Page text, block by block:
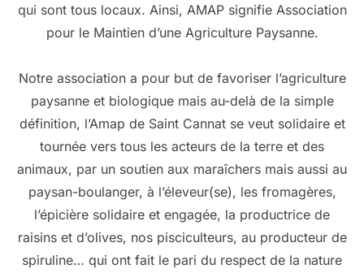
qui sont tous locaux. Ainsi, AMAP signifie Association
pour le Maintien d’une Agriculture Paysanne.
Notre association a pour but de favoriser l’agriculture
paysanne et biologique mais au-delà de la simple
définition, l’Amap de Saint Cannat se veut solidaire et
tournée vers tous les acteurs de la terre et des
animaux, par un soutien aux maraîchers mais aussi au
paysan-boulanger, à l’éleveur(se), les fromagères,
l’épicière solidaire et engagée, la productrice de
raisins et d’olives, nos pisciculteurs, au producteur de
spiruline… qui ont fait le pari du respect de la nature